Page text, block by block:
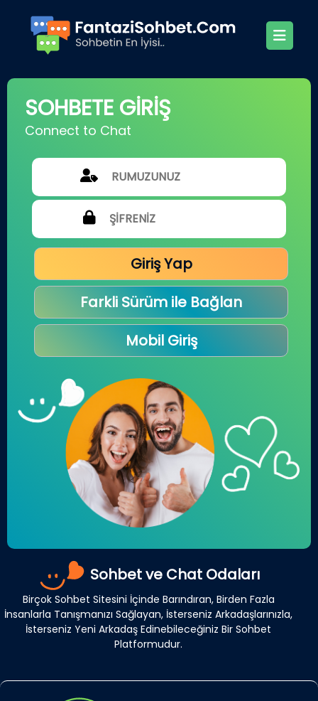
SOHBETE GİRİŞ
Connect to Chat
Giriş Yap
Farkli Sürüm ile Bağlan
Mobil Giriş
Sohbet ve Chat Odaları
Birçok Sohbet Sitesini İçinde Barındıran, Birden Fazla
İnsanlarla Tanışmanızı Sağlayan, İsterseniz Arkadaşlarınızla,
İsterseniz Yeni Arkadaş Edinebileceğiniz Bir Sohbet
Platformudur.